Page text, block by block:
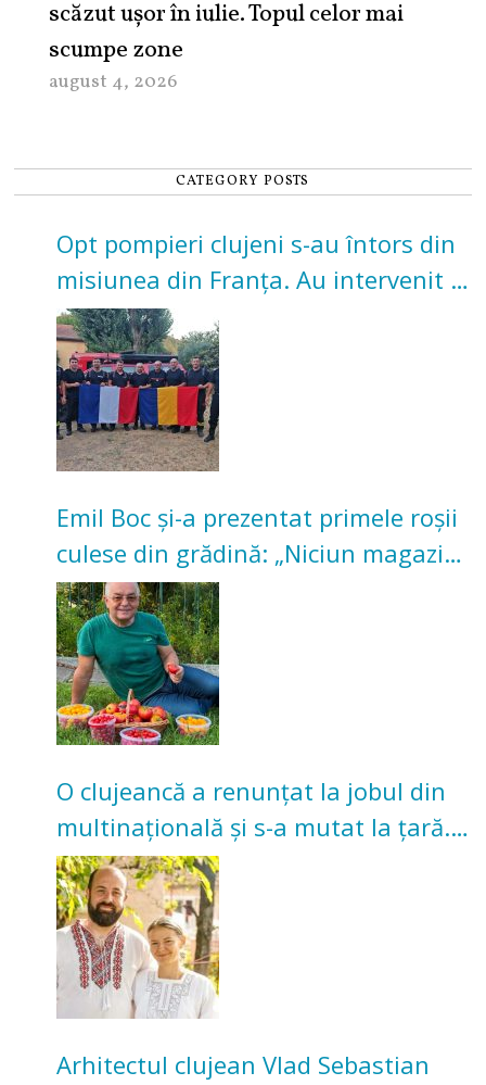
scăzut ușor în iulie. Topul celor mai
scumpe zone
august 4, 2026
CATEGORY POSTS
Opt pompieri clujeni s-au întors din
misiunea din Franța. Au intervenit la
incendii de vegetație și pădure
Emil Boc și-a prezentat primele roșii
culese din grădină: „Niciun magazin
nu poate oferi această satisfacție”
O clujeancă a renunțat la jobul din
multinațională și s-a mutat la țară.
Acum cultivă legume în grădina
bunicilor
Arhitectul clujean Vlad Sebastian